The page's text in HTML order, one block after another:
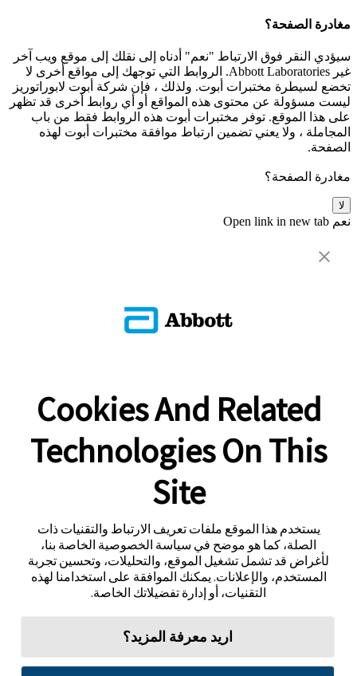
مغادرة الصفحة؟
سيؤدي النقر فوق الارتباط "نعم" أدناه إلى نقلك إلى موقع ويب آخر
غير Abbott Laboratories. الروابط التي توجهك إلى مواقع أخرى لا
تخضع لسيطرة مختبرات أبوت. ولذلك ، فإن شركة أبوت لابوراتوريز
ليست مسؤولة عن محتوى هذه المواقع أو أي روابط أخرى قد تظهر
على هذا الموقع. توفر مختبرات أبوت هذه الروابط فقط من باب
المجاملة ، ولا يعني تضمين ارتباط موافقة مختبرات أبوت لهذه
الصفحة.
مغادرة الصفحة؟
لا
نعم Open link in new tab
Cookies And Related
Technologies On This
Site
يستخدم هذا الموقع ملفات تعريف الارتباط والتقنيات ذات
الصلة، كما هو موضح في سياسة الخصوصية الخاصة بنا،
لأغراض قد تشمل تشغيل الموقع، والتحليلات، وتحسين تجربة
المستخدم، والإعلانات. يمكنك الموافقة على استخدامنا لهذه
التقنيات، أو إدارة تفضيلاتك الخاصة.
اريد معرفة المزيد؟